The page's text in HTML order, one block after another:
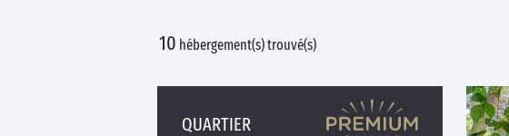
10 hébergement(s) trouvé(s)
QUARTIER